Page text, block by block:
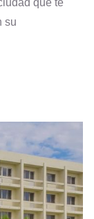
que te
su
local. Te
tradicional.
al detalle
Hidalgo, en